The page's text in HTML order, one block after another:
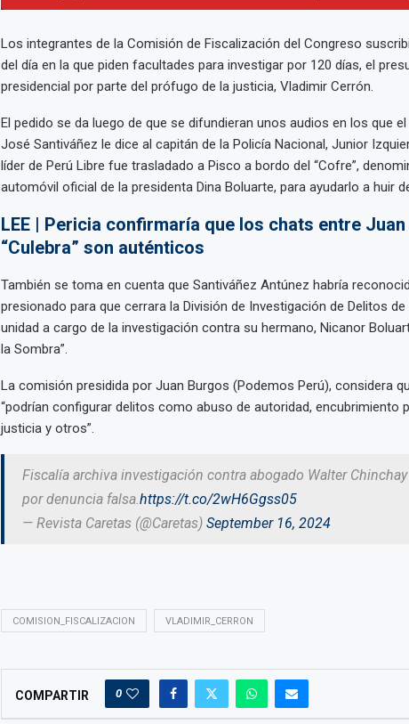
Los integrantes de la Comisión de Fiscalización del Congreso
del día en la que piden facultades para investigar por 120 días, el
presidencial por parte del prófugo de la justicia, Vladimir Cerrón.
El pedido se da luego de que se difundieran unos audios en los que
José Santiváñez le dice al capitán de la Policía Nacional, Junior
líder de Perú Libre fue trasladado a Pisco a bordo del “Cofre”,
automóvil oficial de la presidenta Dina Boluarte, para ayudarlo a huir
LEE | Pericia confirmaría que los chats entre
“Culebra” son auténticos
También se toma en cuenta que Santiváñez Antúnez habría
presionado para que cerrara la División de Investigación de Delitos
unidad a cargo de la investigación contra su hermano, Nicanor
la Sombra”.
La comisión presidida por Juan Burgos (Podemos Perú), considera
“podrían configurar delitos como abuso de autoridad, encubrimiento
justicia y otros”.
Fiscalía archiva investigación contra abogado Walter
por denuncia falsa. https://t.co/2wH6Ggss05
— Revista Caretas (@Caretas) September 16, 2024
COMISION_FISCALIZACION VLADIMIR_CERRON
COMPARTIR 0